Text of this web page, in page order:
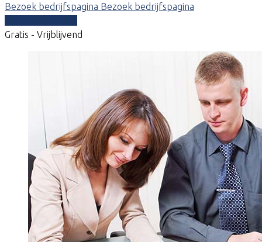
Bezoek bedrijfspagina Bezoek bedrijfspagina
Gratis - Vrijblijvend